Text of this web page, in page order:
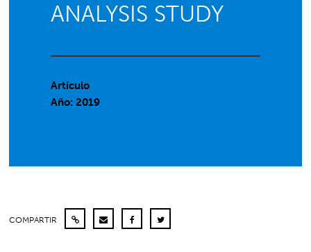
ANALYSIS STUDY
Artículo
Año: 2019
COMPARTIR